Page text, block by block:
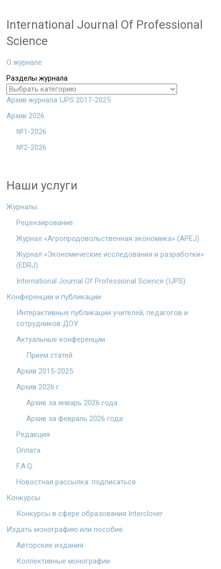
International Journal Of Professional
Science
О журнале
Разделы журнала
Архив журнала IJPS 2017-2025
Архив 2026
№1-2026
№2-2026
Наши услуги
Журналы
Рецензирование
Журнал «Агропродовольственная экономика» (APEJ)
Журнал «Экономические исследования и разработки»
(EDRJ)
International Journal Of Professional Science (IJPS)
Конференции и публикации
Интерактивные публикации учителей, педагогов и
сотрудников ДОУ
Актуальные конференции
Прием статей
Архив 2015-2025
Архив 2026 г.
Архив за январь 2026 года
Архив за февраль 2026 года
Редакция
Оплата
F.A.Q.
Новостная рассылка: подписаться
Конкурсы
Конкурсы в сфере образования Interclover
Издать монографию или пособие
Авторские издания
Коллективные монографии